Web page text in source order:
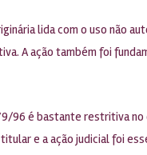
lida com o uso não
A ação também foi
96 é bastante restritiva
e a ação judicial foi